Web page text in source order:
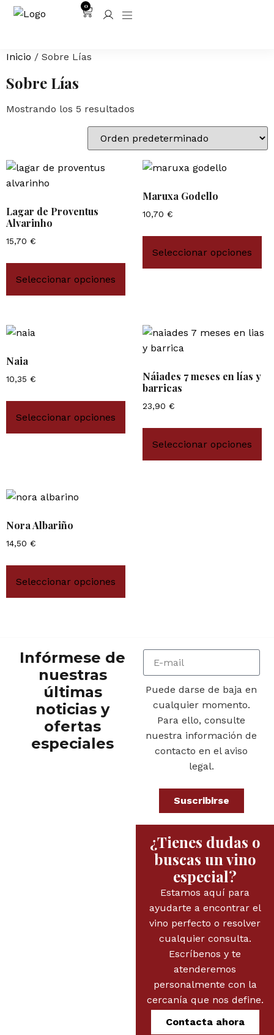
0
Inicio / Sobre Lías
Sobre Lías
Mostrando los 5 resultados
Lagar de Proventus
Alvarinho
15,70 €
Seleccionar opciones
Maruxa Godello
10,70 €
Seleccionar opciones
Naia
10,35 €
Seleccionar opciones
Náiades 7 meses en lías y
barricas
23,90 €
Seleccionar opciones
Nora Albariño
14,50 €
Seleccionar opciones
Infórmese de
nuestras
últimas
noticias y
ofertas
especiales
Puede darse de baja en
cualquier momento.
Para ello, consulte
nuestra información de
contacto en el aviso
legal.
Suscribirse
¿Tienes dudas o
buscas un vino
especial?
Estamos aquí para
ayudarte a encontrar el
vino perfecto o resolver
cualquier consulta.
Escríbenos y te
atenderemos
personalmente con la
cercanía que nos define.
Contacta ahora